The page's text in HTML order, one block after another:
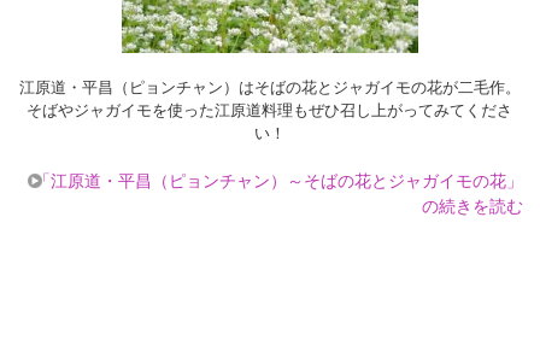
江原道・平昌（ピョンチャン）はそばの花とジャガイモの花が二毛作。
そばやジャガイモを使った江原道料理もぜひ召し上がってみてくださ
い！
「江原道・平昌（ピョンチャン）～そばの花とジャガイモの花」
の続きを読む